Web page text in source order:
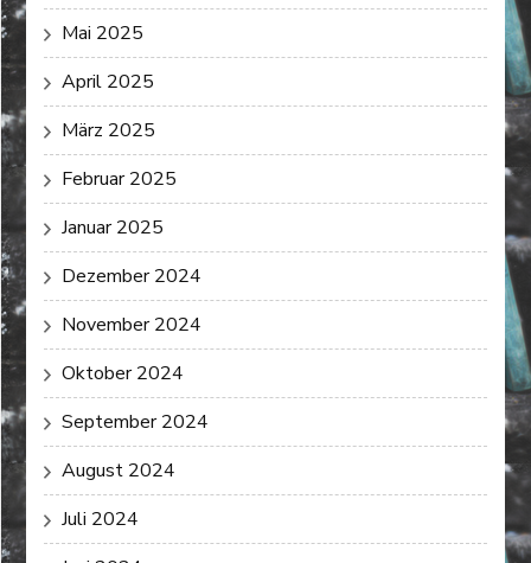
Mai 2025
April 2025
März 2025
Februar 2025
Januar 2025
Dezember 2024
November 2024
Oktober 2024
September 2024
August 2024
Juli 2024